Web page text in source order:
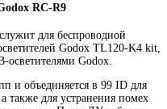
RC-R9
для беспроводной
Godox TL120-K4 kit,
осветителями Godox.
и объединяется в 99 ID для
также для устранения помех